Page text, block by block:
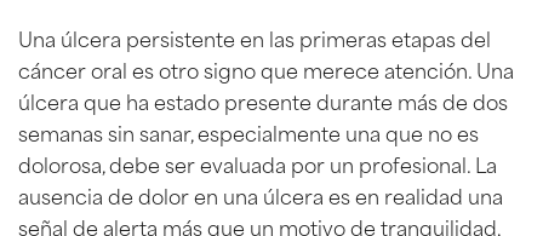
Una úlcera persistente en las primeras etapas del
cáncer oral es otro signo que merece atención. Una
úlcera que ha estado presente durante más de dos
semanas sin sanar, especialmente una que no es
dolorosa, debe ser evaluada por un profesional. La
ausencia de dolor en una úlcera es en realidad una
señal de alerta más que un motivo de tranquilidad,